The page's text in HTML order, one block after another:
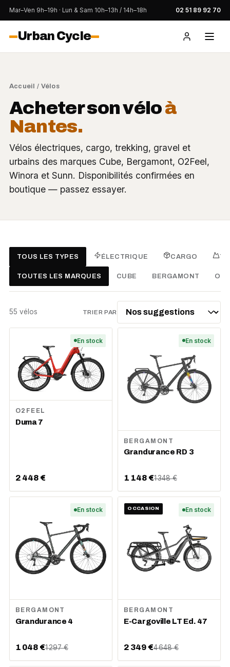
Mar–Ven 9h–19h · Lun & Sam 10h–13h / 14h–18h 02 51 89 92 70
Urban Cycle
Accueil / Vélos
Acheter son véloà
Nantes.
Vélos électriques, cargo, trekking, gravel et
urbains des marques Cube, Bergamont, O2Feel,
Winora et Sunn. Disponibilités confirmées en
boutique — passez essayer.
TOUS LES TYPES ÉLECTRIQUE CARGO
TOUTES LES MARQUES CUBE BERGAMONT
55 vélos TRIER PAR
En stock
O2FEEL
Duma 7
2 448 €
En stock
BERGAMONT
Grandurance RD 3
1 148 €1 348 €
En stock
BERGAMONT
Grandurance 4
1 048 €1 297 €
OCCASION En stock
BERGAMONT
E-Cargoville LT Ed. 47
2 349 €4 648 €